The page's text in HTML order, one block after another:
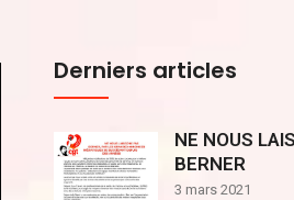
Derniers articles
NE NOUS
BERNER
3 mars 2021